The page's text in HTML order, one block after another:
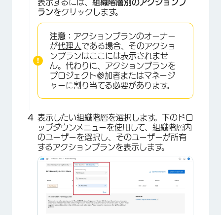
表示するには、 組織階層別のアクションプ
ランをクリックします。
注意： アクションプランのオーナー
が代理人 である場合、そのアクショ
ンプランはここには表示されませ
ん。代わりに、アクションプランを
プロジェクト参加者またはマネージ
ャーに割り当てる必要があります。
表示したい組織階層を選択します。下のドロ
ップダウンメニューを使用して、組織階層内
のユーザーを選択し、そのユーザーが所有
するアクションプランを表示します。